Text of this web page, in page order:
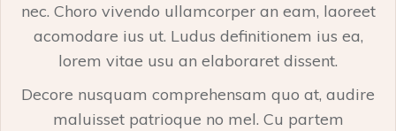
nec. Choro vivendo ullamcorper an eam, laoreet
acomodare ius ut. Ludus definitionem ius ea,
lorem vitae usu an elaboraret dissent.
Decore nusquam comprehensam quo at, audire
maluisset patrioque no mel. Cu partem